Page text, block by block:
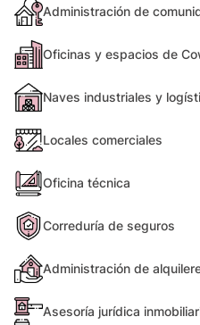
Administración de
Oficinas y espacios de
Naves industriales y
Locales comerciales
Oficina técnica
Correduría de seguros
Administración de
Asesoría jurídica